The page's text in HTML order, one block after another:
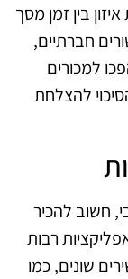
בין זמן מסך
חברתיים,
למכורים
להצלחת
חשוב להכיר
רבות
שונים, כמו